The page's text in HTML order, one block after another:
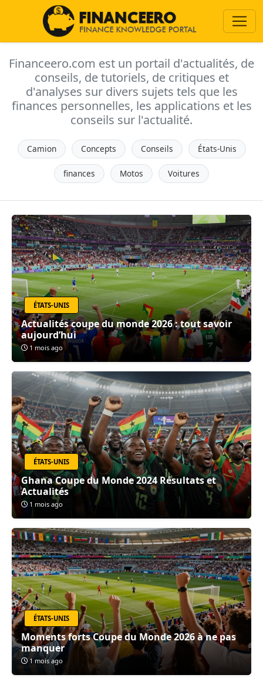
Financeero.com est un portail d'actualités, de
conseils, de tutoriels, de critiques et
d'analyses sur divers sujets tels que les
finances personnelles, les applications et les
conseils sur l'actualité.
Camion Concepts Conseils États-Unis
finances Motos Voitures
ÉTATS-UNIS
Actualités coupe du monde 2026 : tout savoir
aujourd’hui
1 mois ago
ÉTATS-UNIS
Ghana Coupe du Monde 2024 Résultats et
Actualités
1 mois ago
ÉTATS-UNIS
Moments forts Coupe du Monde 2026 à ne pas
manquer
1 mois ago